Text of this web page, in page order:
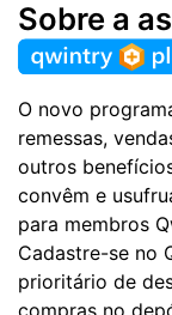
Sobre a
O novo
remessas,
outros
convêm e
para membros
Cadastre-se no
prioritário de